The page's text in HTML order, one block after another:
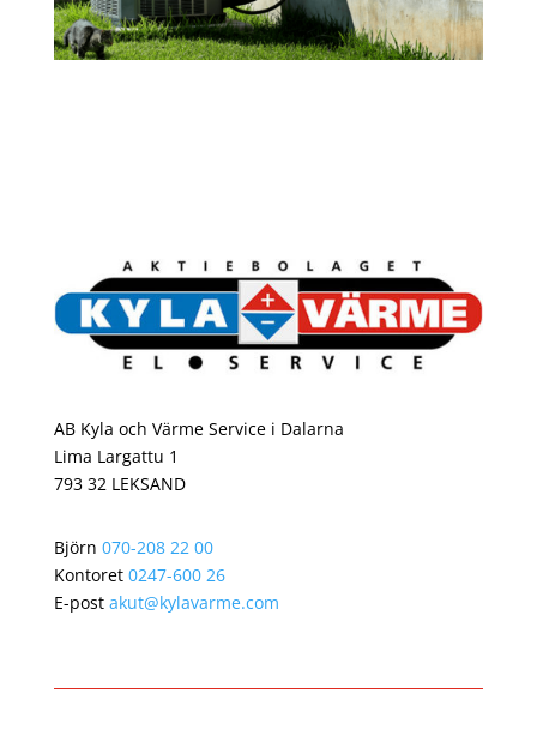
AB Kyla och Värme Service i Dalarna
Lima Largattu 1
793 32 LEKSAND
Björn 070-208 22 00
Kontoret 0247-600 26
E-post akut@kylavarme.com